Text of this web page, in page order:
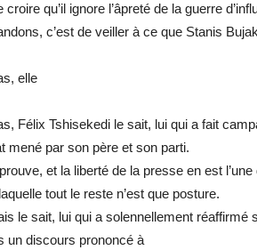
qu’il ignore l’âpreté de la guerre
c’est de veiller à ce que Stanis
elle
Félix Tshisekedi le sait, lui qui a fait
mené par son père et son parti.
et la liberté de la presse en est
tout le reste n’est que posture.
le sait, lui qui a solennellement réaffirmé
un discours prononcé à